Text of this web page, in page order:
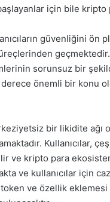
için bile kripto
güvenliğini ön
geçmektedir.
sorunsuz bir
derece önemli bir konu
bir likidite
Kullanıcılar,
ve kripto para
ve kullanıcılar için
token ve özellik